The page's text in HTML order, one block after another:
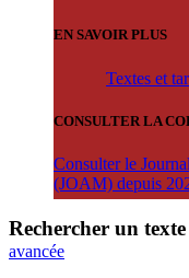
EN SAVOIR PLUS
Textes et
CONSULTER LA
Consulter le
(JOAM) depuis
Rechercher un texte
avancée